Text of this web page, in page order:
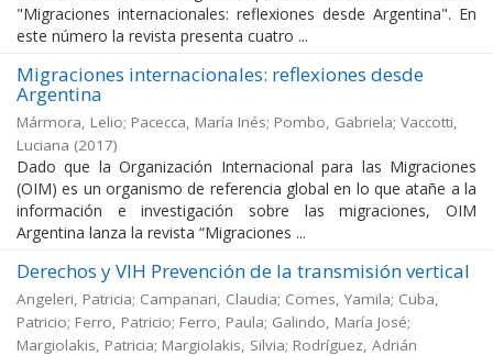
"Migraciones internacionales: reflexiones desde Argentina". En
este número la revista presenta cuatro ...
Migraciones internacionales: reflexiones desde
Argentina
Mármora, Lelio; Pacecca, María Inés; Pombo, Gabriela; Vaccotti,
Luciana (2017)
Dado que la Organización Internacional para las Migraciones
(OIM) es un organismo de referencia global en lo que atañe a la
información e investigación sobre las migraciones, OIM
Argentina lanza la revista “Migraciones ...
Derechos y VIH Prevención de la transmisión vertical
Angeleri, Patricia; Campanari, Claudia; Comes, Yamila; Cuba,
Patricio; Ferro, Patricio; Ferro, Paula; Galindo, María José;
Margiolakis, Patricia; Margiolakis, Silvia; Rodríguez, Adrián